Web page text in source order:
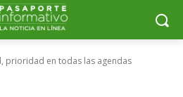
prioridad en todas las agendas